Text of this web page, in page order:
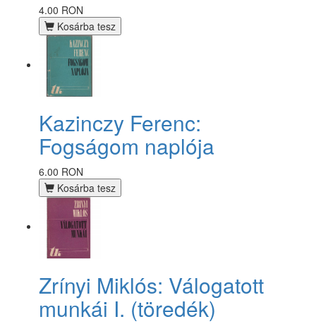
4.00 RON
Kosárba tesz
Kazinczy Ferenc:
Fogságom naplója
6.00 RON
Kosárba tesz
Zrínyi Miklós: Válogatott
munkái I. (töredék)